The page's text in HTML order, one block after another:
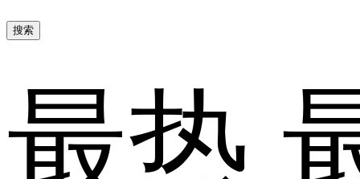
搜索
最热